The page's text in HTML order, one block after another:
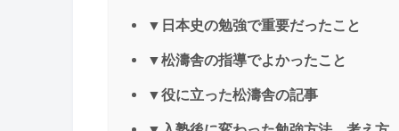
▼日本史の勉強で重要だったこと
▼松濤舎の指導でよかったこと
▼役に立った松濤舎の記事